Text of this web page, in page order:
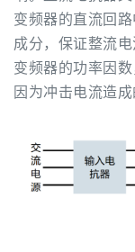
变频器的直流回
成分，保证整流
变频器的功率因
因为冲击电流造成